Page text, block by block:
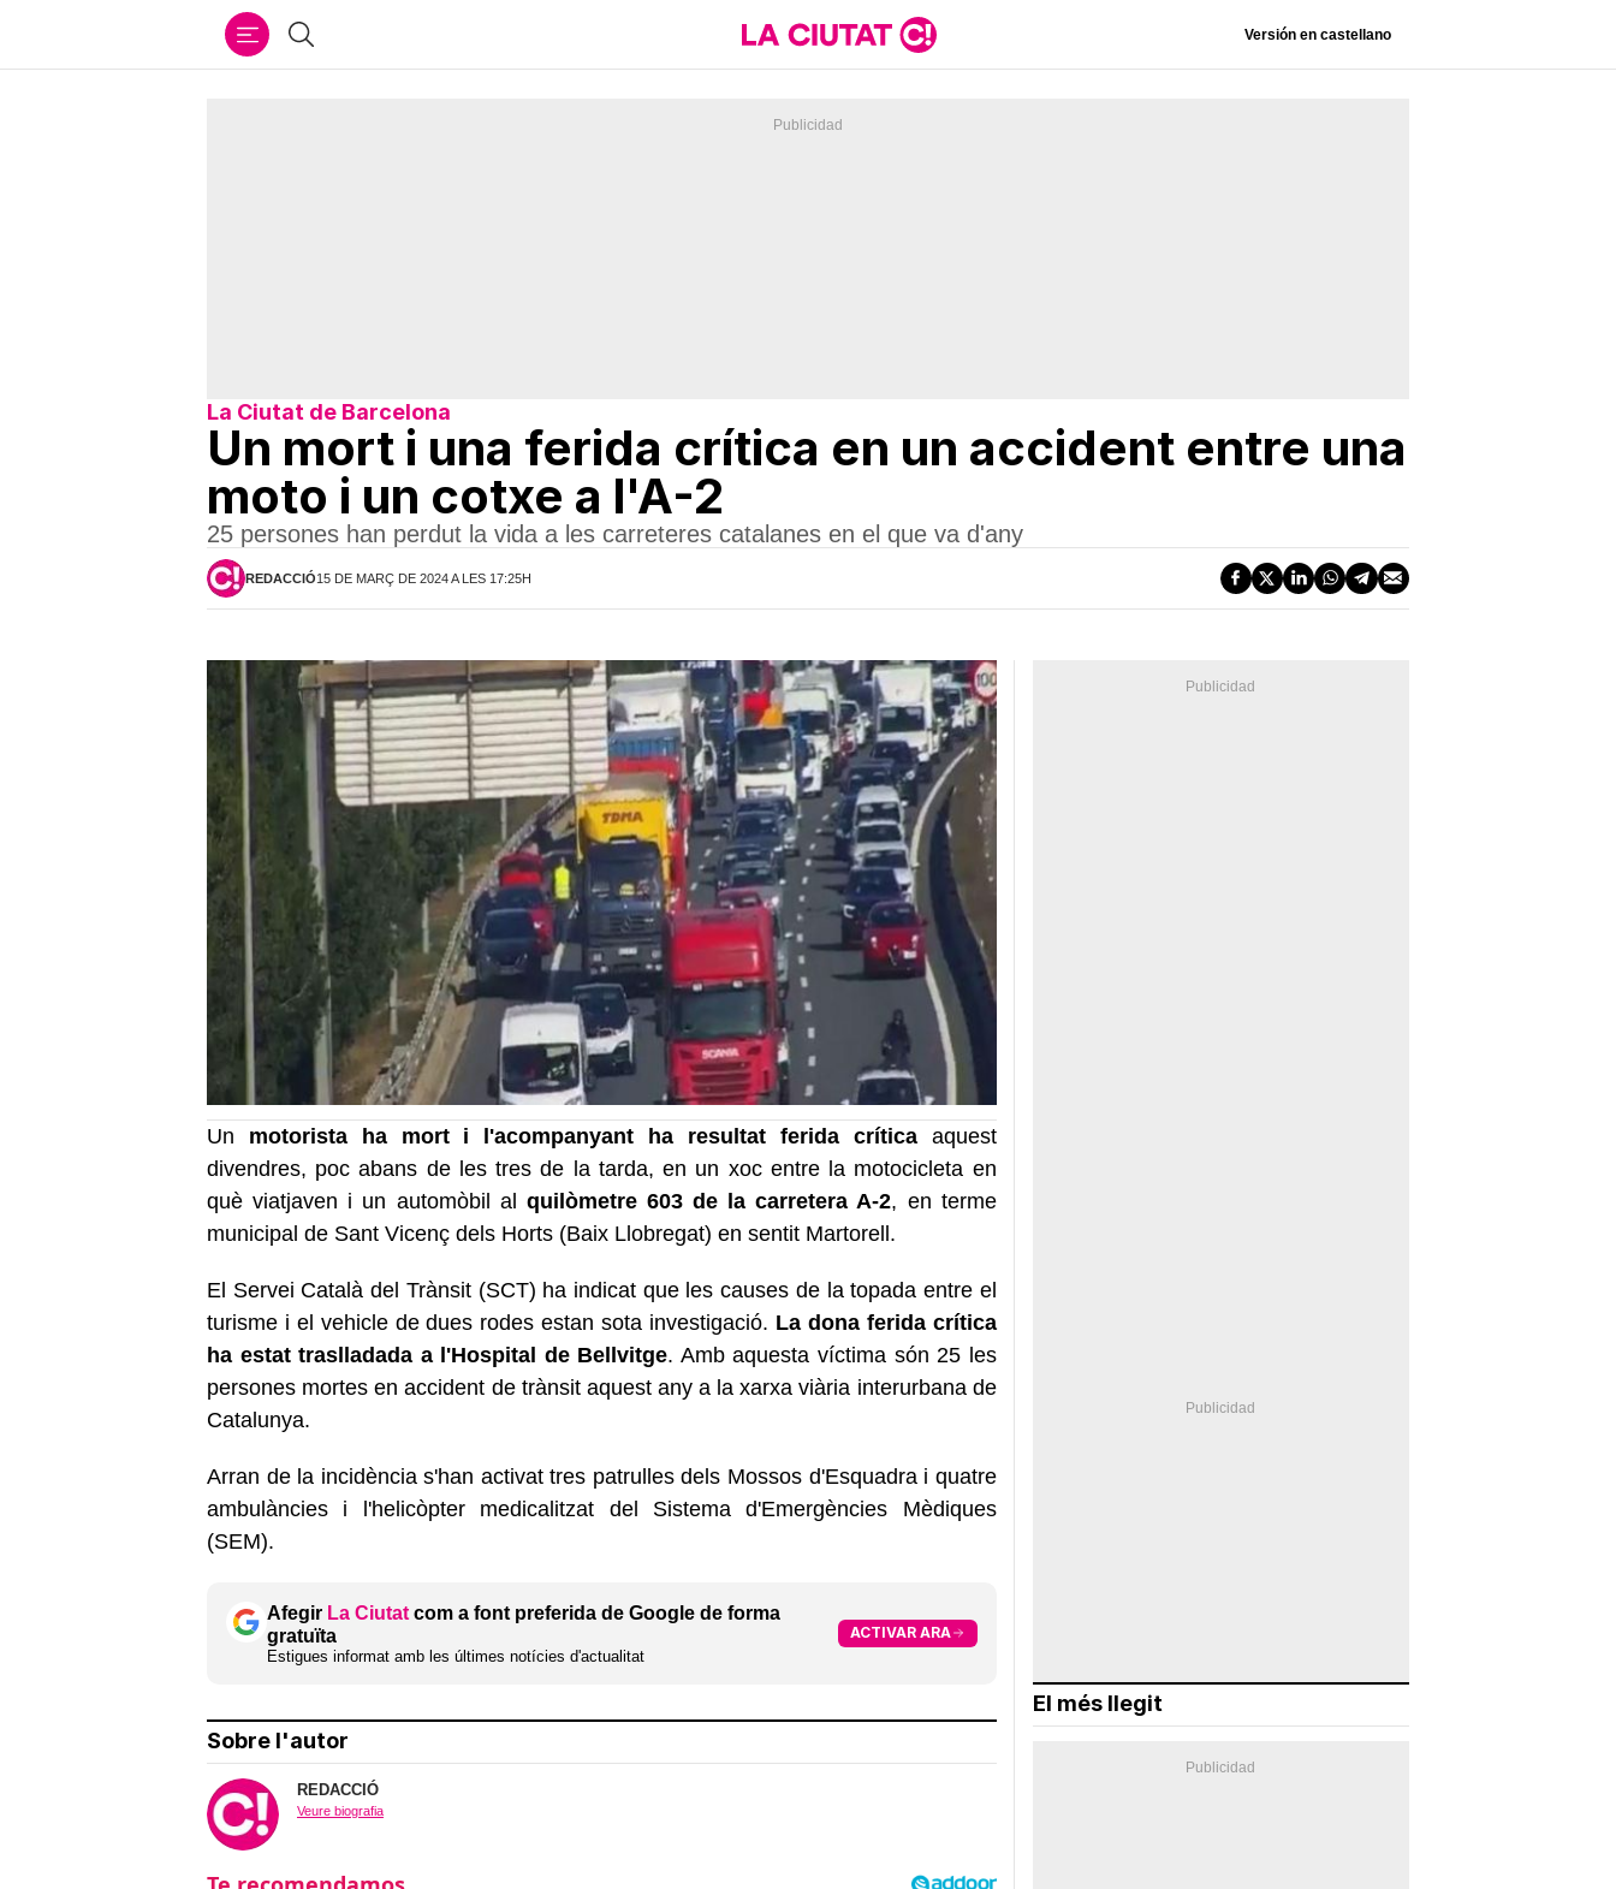
Cercar Versión en castellano
La Ciutat de Barcelona
Un mort i una ferida crítica en un accident entre una
moto i un cotxe a l'A-2
25 persones han perdut la vida a les carreteres catalanes en el que va d'any
REDACCIÓ15 DE MARÇ DE 2024 A LES 17:25H
Un motorista ha mort i l'acompanyant ha resultat ferida críticaaquest
divendres, poc abans de les tres de la tarda, en un xoc entre la motocicleta en
què viatjaven i un automòbil al quilòmetre 603 de la carretera A-2, en terme
municipal de Sant Vicenç dels Horts (Baix Llobregat) en sentit Martorell.
El Servei Català del Trànsit (SCT) ha indicat que les causes de la topada entre el
turisme i el vehicle de dues rodes estan sota investigació. La dona ferida crítica
ha estat traslladada a l'Hospital de Bellvitge. Amb aquesta víctima són 25 les
persones mortes en accident de trànsit aquest any a la xarxa viària interurbana de
Catalunya.
Arran de la incidència s'han activat tres patrulles dels Mossos d'Esquadra i quatre
ambulàncies i l'helicòpter medicalitzat del Sistema d'Emergències Mèdiques
(SEM).
Afegir La Ciutat com a font preferida de Google de forma
gratuïta
Estigues informat amb les últimes notícies d'actualitat
ACTIVAR ARA
Sobre l'autor
REDACCIÓ
Veure biografia
El més llegit